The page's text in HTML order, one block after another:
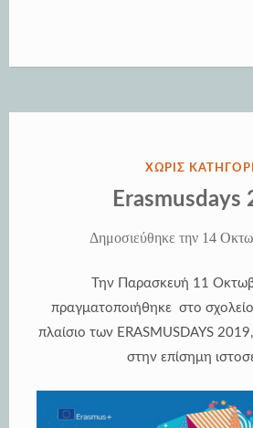
ΔΗΜΟΣΙΕΎΘΗΚΕ
ΧΩΡΊΣ
Erasmusdays
Δημοσιεύθηκε την 14
Την Παρασκευή 11
πραγματοποιήθηκε στο
πλαίσιο των ERASMUSDAYS
στην επίσημη